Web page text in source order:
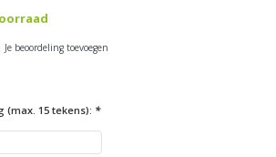
| Je beoordeling toevoegen
(max. 15 tekens): *